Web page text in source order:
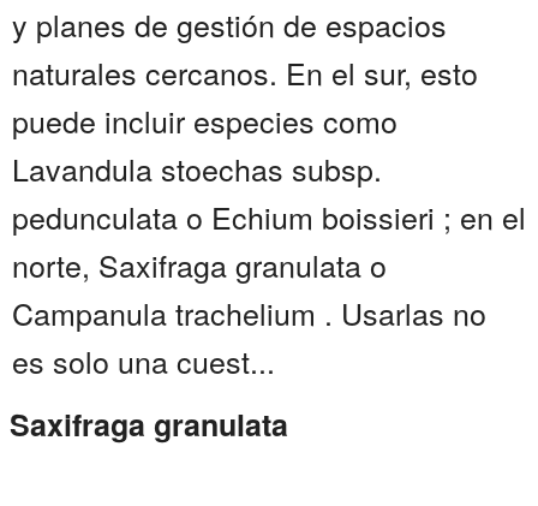
y planes de gestión de espacios
naturales cercanos. En el sur, esto
puede incluir especies como
Lavandula stoechas subsp.
pedunculata o Echium boissieri ; en el
norte, Saxifraga granulata o
Campanula trachelium . Usarlas no
es solo una cuest...
Saxifraga granulata